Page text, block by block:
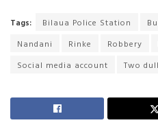
Tags: Bilaua Police Station
Nandani
Rinke Robbery
Social media account
Two